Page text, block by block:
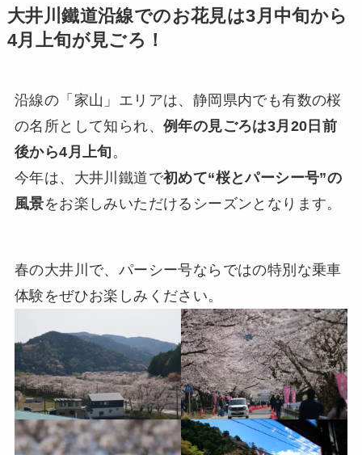
大井川鐵道沿線でのお花見は3月中旬から
4月上旬が見ごろ！
沿線の「家山」エリアは、静岡県内でも有数の桜
の名所として知られ、 例年の見ごろは3月20日前
後から4月上旬 。
今年は、大井川鐵道で初めて“桜とパーシー号”の
風景をお楽しみいただけるシーズンとなります。
春の大井川で、パーシー号ならではの特別な乗車
体験をぜひお楽しみください。